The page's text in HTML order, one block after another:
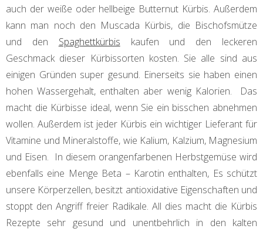
auch der weiße oder hellbeige Butternut Kürbis. Außerdem
kann man noch den Muscada Kürbis, die Bischofsmütze
und den Spaghettkürbis kaufen und den leckeren
Geschmack dieser Kürbissorten kosten. Sie alle sind aus
einigen Gründen super gesund. Einerseits sie haben einen
hohen Wassergehalt, enthalten aber wenig Kalorien. Das
macht die Kürbisse ideal, wenn Sie ein bisschen abnehmen
wollen. Außerdem ist jeder Kürbis ein wichtiger Lieferant für
Vitamine und Mineralstoffe, wie Kalium, Kalzium, Magnesium
und Eisen. In diesem orangenfarbenen Herbstgemüse wird
ebenfalls eine Menge Beta – Karotin enthalten, Es schützt
unsere Körperzellen, besitzt antioxidative Eigenschaften und
stoppt den Angriff freier Radikale. All dies macht die Kürbis
Rezepte sehr gesund und unentbehrlich in den kalten